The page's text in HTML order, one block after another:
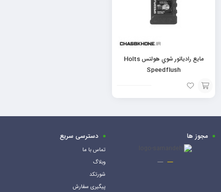
مايع رادياتور شوي هولتس Holts
Speedflush
افزودن
به
مجوز ها دسترسی سریع
تماس با ما
وبلاگ
شورتکد
پیگیری سفارش